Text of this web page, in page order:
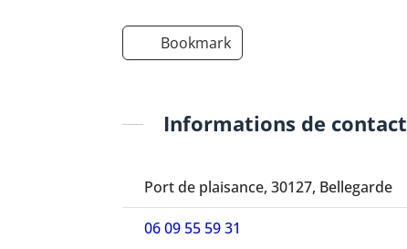
Bookmark
Informations de contact
Port de plaisance, 30127, Bellegarde
06 09 55 59 31